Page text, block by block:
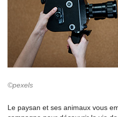
©pexels
Le paysan et ses animaux vous